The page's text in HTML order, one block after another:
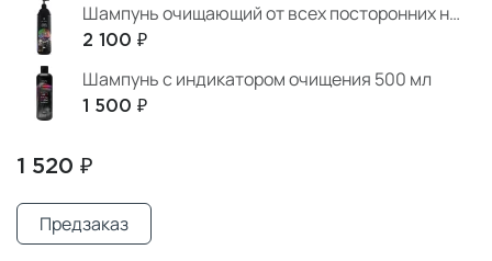
Шампунь очищающий от всех посторонних накоплений Delete 1000 мл
2 100 ₽
Шампунь с индикатором очищения 500 мл
1 500 ₽
1 520 ₽
Предзаказ